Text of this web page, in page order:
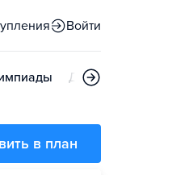
Войти
Дни открытых
в план